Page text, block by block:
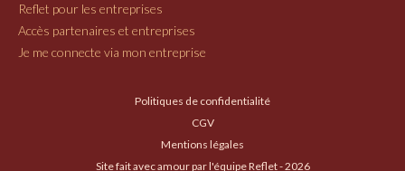
Reflet pour les entreprises
Accès partenaires et entreprises
Je me connecte via mon entreprise
Politiques de confidentialité
CGV
Mentions légales
Site fait avec amour par l'équipe Reflet - 2026